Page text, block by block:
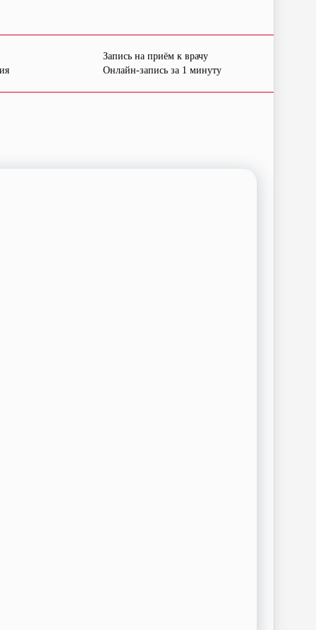
Запись на приём к врачу
Онлайн-запись за 1 минуту